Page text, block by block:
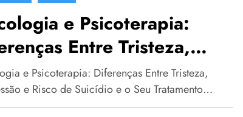
e Psicoterapia:
Entre Tristeza,
e Risco de Suicídio
Tratamento
e Psicoterapia: Diferenças Entre Tristeza,
e Risco de Suicídio e o Seu Tratamento…